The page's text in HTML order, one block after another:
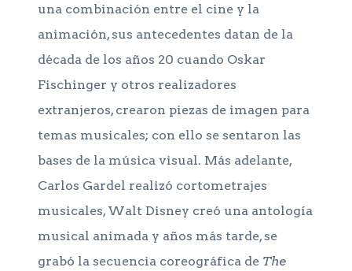
una combinación entre el cine y la
animación, sus antecedentes datan de la
década de los años 20 cuando Oskar
Fischinger y otros realizadores
extranjeros, crearon piezas de imagen para
temas musicales; con ello se sentaron las
bases de la música visual. Más adelante,
Carlos Gardel realizó cortometrajes
musicales, Walt Disney creó una antología
musical animada y años más tarde, se
grabó la secuencia coreográfica de The